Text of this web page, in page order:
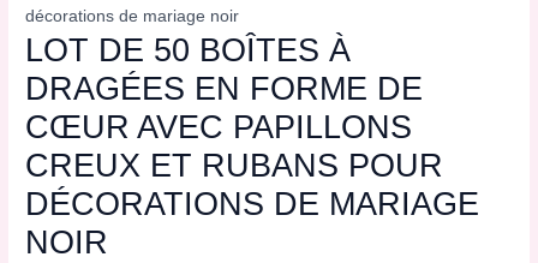
décorations de mariage noir
LOT DE 50 BOÎTES À
DRAGÉES EN FORME DE
CŒUR AVEC PAPILLONS
CREUX ET RUBANS POUR
DÉCORATIONS DE MARIAGE
NOIR